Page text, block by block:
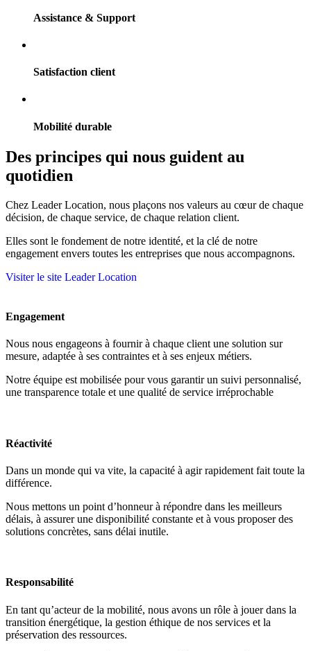
Assistance & Support
Satisfaction client
Mobilité durable
Des principes qui nous guident au
quotidien
Chez Leader Location, nous plaçons nos valeurs au cœur de chaque
décision, de chaque service, de chaque relation client.
Elles sont le fondement de notre identité, et la clé de notre
engagement envers toutes les entreprises que nous accompagnons.
Visiter le site Leader Location
Engagement
Nous nous engageons à fournir à chaque client une solution sur
mesure, adaptée à ses contraintes et à ses enjeux métiers.
Notre équipe est mobilisée pour vous garantir un suivi personnalisé,
une transparence totale et une qualité de service irréprochable
Réactivité
Dans un monde qui va vite, la capacité à agir rapidement fait toute la
différence.
Nous mettons un point d’honneur à répondre dans les meilleurs
délais, à assurer une disponibilité constante et à vous proposer des
solutions concrètes, sans délai inutile.
Responsabilité
En tant qu’acteur de la mobilité, nous avons un rôle à jouer dans la
transition énergétique, la gestion éthique de nos services et la
préservation des ressources.